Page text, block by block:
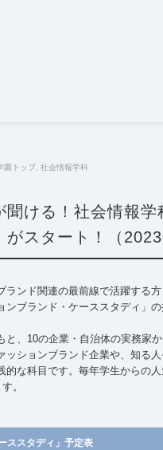
園トップ 社会情報学科
ける！社会情報学
スタート！（2023
ンド関連の最前線で活躍する
ブランド・ケーススタディ」の
、10の企業・自治体の実務家か
ションブランド企業や、知る人
な科目です。毎年学生からの人
。
ススタディ」予定表